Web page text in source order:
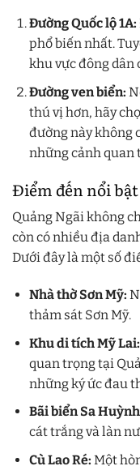
Đường Quốc lộ 1A:
phổ biến nhất.
khu vực đông dân
Đường ven biển:
thú vị hơn, hãy
đường này không
những cảnh quan
Điểm đến nổi
Quảng Ngãi không
còn có nhiều địa
Dưới đây là một số
Nhà thờ Sơn Mỹ:
thảm sát Sơn Mỹ.
Khu di tích Mỹ Lai:
quan trọng tại
những ký ức đau
Bãi biển Sa
cát trắng và làn
Cù Lao Ré: Một